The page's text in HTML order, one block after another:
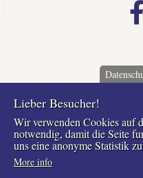
Lieber Besucher!
Wir verwenden Cookies auf
notwendig, damit die Seite
uns eine anonyme Statistik
More info